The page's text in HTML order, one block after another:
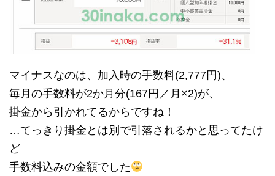
マイナスなのは、加入時の手数料(2,777円)、
毎月の手数料が2か月分(167円／月×2)が、
掛金から引かれてるからですね！
…てっきり掛金とは別で引落されるかと思ってたけ
ど
手数料込みの金額でした